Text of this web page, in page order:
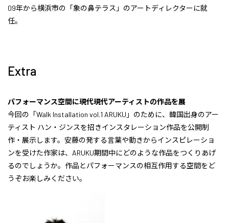
09年から横浜市の「象の鼻テラス」のアートディレクターに就
任。
Extra
パフォーマンス空間に現代現代アーティストの作品を展
今回の「Walk Installation vol.1 ARUKU」のために、韓国出身のアー
ティスト ハン・ジンスを招きインスタレーション作品を公開制
作・展示します。安藤の発する言葉や動きからインスピレーショ
ンを受けた作家は、ARUKU期間中にどのような作品をつくりあげ
るのでしょうか。作品とパフォーマンスの相互作用する空間をど
うぞお楽しみください。